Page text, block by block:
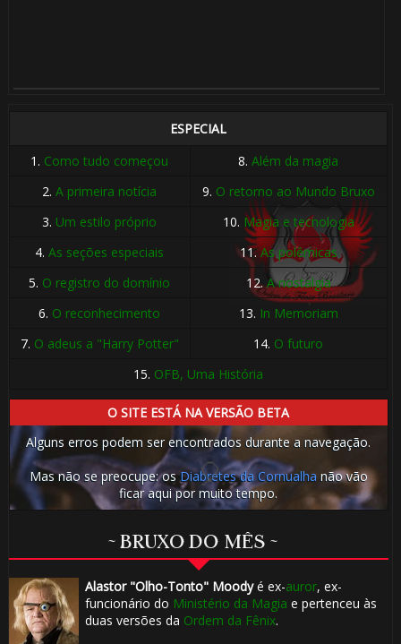
ESPECIAL
1. Como tudo começou 8.Além da magia
2.A primeira notícia 9. O retorno ao Mundo Bruxo
3. Um estilo próprio 10. Magia e tecnologia
4.As seções especiais 11.As polêmicas
5. O registro do domínio 12.A nostalgia
6. O reconhecimento 13. In Memoriam
7. O adeus a "Harry Potter" 14. O futuro
15. OFB, Uma História
O SITE ESTÁ NA VERSÃO BETA
Alguns erros podem ser encontrados durante a navegação.
Mas não se preocupe: osDiabretes da Cornualha não vão
ficar aqui por muito tempo.
~ BRUXO DO MÊS ~
Alastor "Olho-Tonto" Moodyé ex-auror, ex-
funcionário do Ministério da Magia e pertenceu às
duas versões da Ordem da Fênix.
1️⃣ 8️⃣
⚡